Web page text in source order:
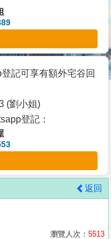
記可享有額外宅谷回
(劉小姐)
登記：
返回
瀏覽人次： 5513